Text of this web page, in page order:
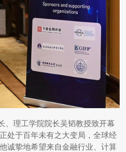
、理工学院院长吴韬教授致开幕
处于百年未有之大变局，全球经
诚挚地希望来自金融行业、计算